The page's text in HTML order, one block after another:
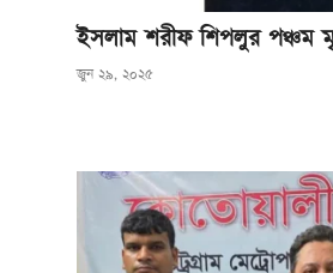
ইসলাম শরীফ শিপলুর পঞ্চম
জুন ২৯, ২০২৫